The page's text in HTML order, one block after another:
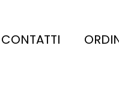
CONTATTI